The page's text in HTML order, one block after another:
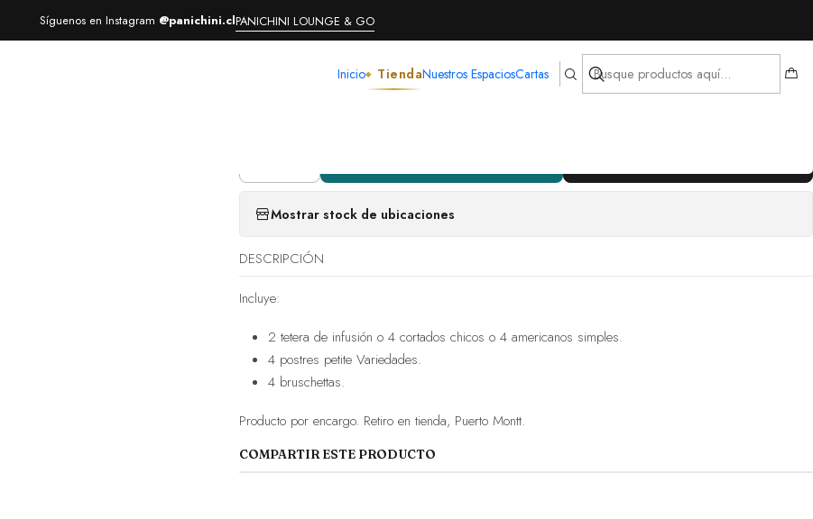
Inicio TiendaNuestros EspaciosCartas
Síguenos en Instagram @panichini.clPANICHINI LOUNGE & GO
Inicio Experiencias Amigos de siempre
Amigos de siempre
Cantidad
Mostrar stock de ubicaciones
DESCRIPCIÓN
Incluye:
2 tetera de infusión o 4 cortados chicos o 4 americanos simples.
4 postres petite Variedades.
4 bruschettas.
Producto por encargo. Retiro en tienda, Puerto Montt.
COMPARTIR ESTE PRODUCTO